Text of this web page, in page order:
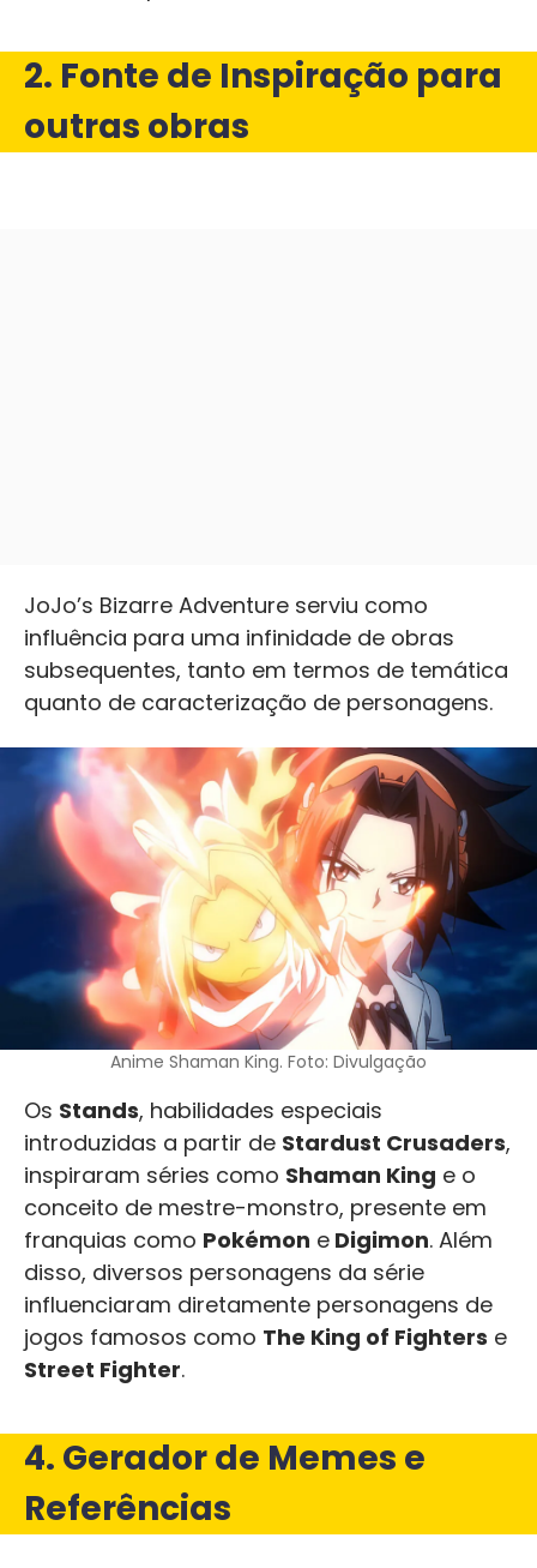
2. Fonte de Inspiração para
outras obras
JoJo’s Bizarre Adventure serviu como
influência para uma infinidade de obras
subsequentes, tanto em termos de temática
quanto de caracterização de personagens.
Anime Shaman King. Foto: Divulgação
Os Stands, habilidades especiais
introduzidas a partir de Stardust Crusaders,
inspiraram séries como Shaman King e o
conceito de mestre-monstro, presente em
franquias como Pokémon e Digimon. Além
disso, diversos personagens da série
influenciaram diretamente personagens de
jogos famosos como The King of Fighters e
Street Fighter.
4. Gerador de Memes e
Referências